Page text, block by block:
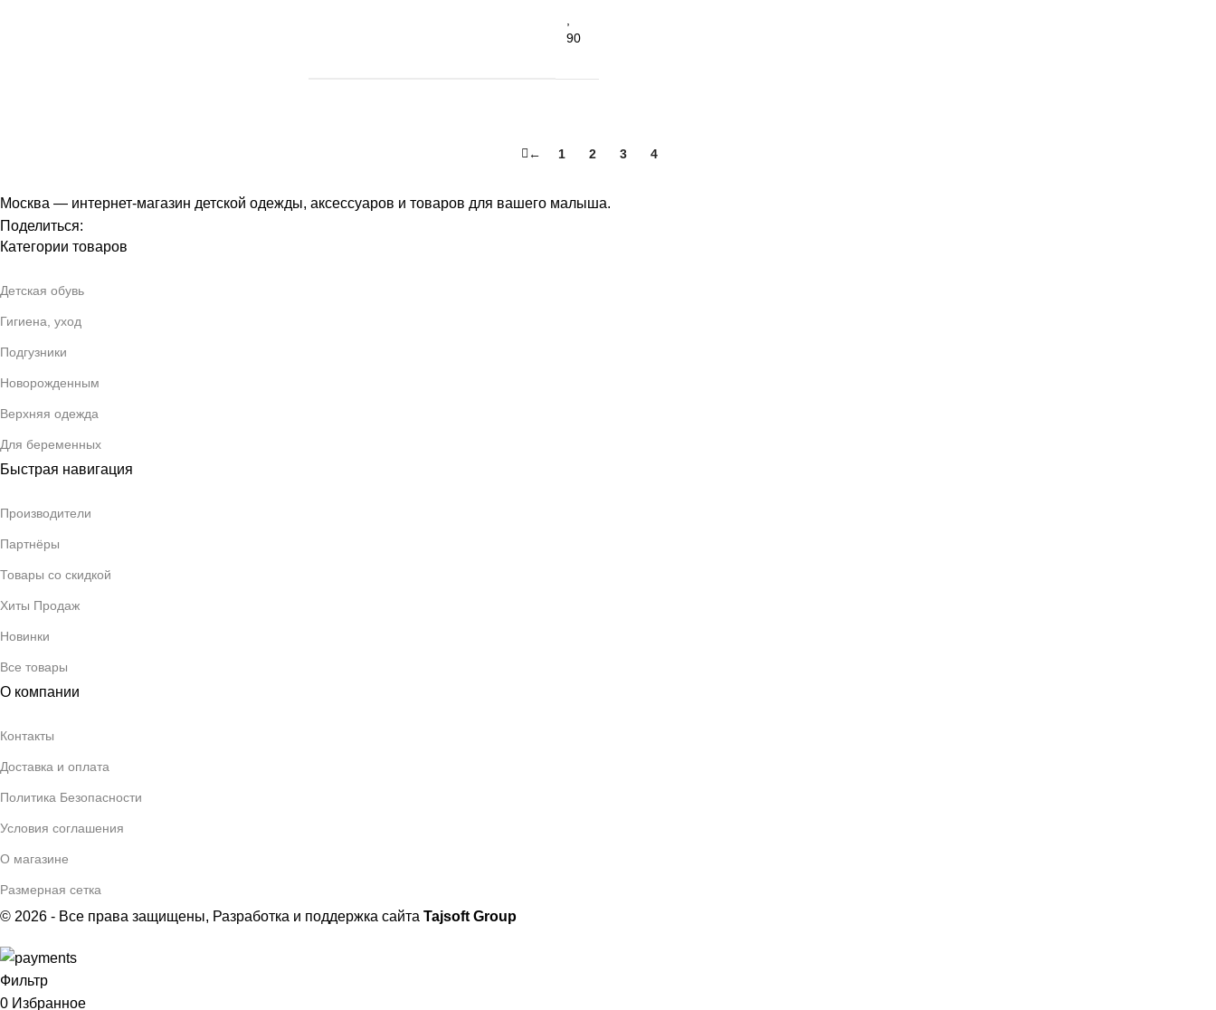
90
← 1 2 3 4
Москва — интернет-магазин детской одежды, аксессуаров и товаров для вашего малыша.
Поделиться:
Категории товаров
Детская обувь
Гигиена, уход
Подгузники
Новорожденным
Верхняя одежда
Для беременных
Быстрая навигация
Производители
Партнёры
Товары со скидкой
Хиты Продаж
Новинки
Все товары
О компании
Контакты
Доставка и оплата
Политика Безопасности
Условия соглашения
О магазине
Размерная сетка
© 2026 - Все права защищены, Разработка и поддержка сайта Tajsoft Group
Фильтр
0 Избранное